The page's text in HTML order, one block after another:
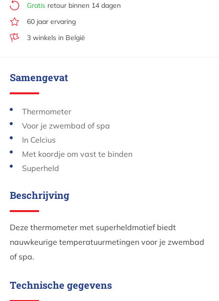
Gratis retour binnen 14 dagen
60 jaar ervaring
3 winkels in België
Samengevat
Thermometer
Voor je zwembad of spa
In Celcius
Met koordje om vast te binden
Superheld
Beschrijving
Deze thermometer met superheldmotief biedt
nauwkeurige temperatuurmetingen voor je zwembad
of spa.
Technische gegevens